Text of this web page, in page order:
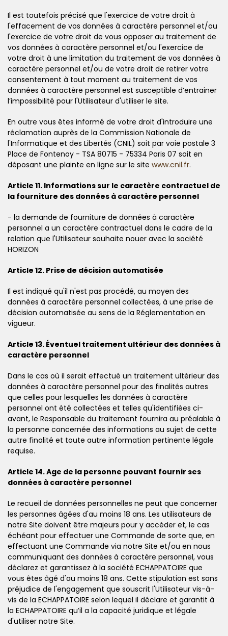
Il est toutefois précisé que l'exercice de votre droit à
l'effacement de vos données à caractère personnel et/ou
l'exercice de votre droit de vous opposer au traitement de
vos données à caractère personnel et/ou l'exercice de
votre droit à une limitation du traitement de vos données à
caractère personnel et/ou de votre droit de retirer votre
consentement à tout moment au traitement de vos
données à caractère personnel est susceptible d’entrainer
l’impossibilité pour l'Utilisateur d'utiliser le site.
En outre vous êtes informé de votre droit d'introduire une
réclamation auprès de la Commission Nationale de
l'Informatique et des Libertés (CNIL) soit par voie postale 3
Place de Fontenoy - TSA 80715 - 75334 Paris 07 soit en
déposant une plainte en ligne sur le site www.cnil.fr.
Article 11. Informations sur le caractère contractuel de
la fourniture des données à caractère personnel
- la demande de fourniture de données à caractère
personnel a un caractère contractuel dans le cadre de la
relation que l'Utilisateur souhaite nouer avec la société
HORIZON
Article 12. Prise de décision automatisée
Il est indiqué qu'il n'est pas procédé, au moyen des
données à caractère personnel collectées, à une prise de
décision automatisée au sens de la Réglementation en
vigueur.
Article 13. Éventuel traitement ultérieur des données à
caractère personnel
Dans le cas où il serait effectué un traitement ultérieur des
données à caractère personnel pour des finalités autres
que celles pour lesquelles les données à caractère
personnel ont été collectées et telles qu'identifiées ci-
avant, le Responsable du traitement fournira au préalable à
la personne concernée des informations au sujet de cette
autre finalité et toute autre information pertinente légale
requise.
Article 14. Age de la personne pouvant fournir ses
données à caractère personnel
Le recueil de données personnelles ne peut que concerner
les personnes âgées d'au moins 18 ans. Les utilisateurs de
notre Site doivent être majeurs pour y accéder et, le cas
échéant pour effectuer une Commande de sorte que, en
effectuant une Commande via notre Site et/ou en nous
communiquant des données à caractère personnel, vous
déclarez et garantissez à la société ECHAPPATOIRE que
vous êtes âgé d'au moins 18 ans. Cette stipulation est sans
préjudice de l'engagement que souscrit l'Utilisateur vis-à-
vis de la ECHAPPATOIRE selon lequel il déclare et garantit à
la ECHAPPATOIRE qu’il a la capacité juridique et légale
d'utiliser notre Site.